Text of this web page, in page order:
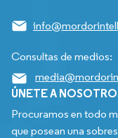
Consultas de medios:
ÚNETE A
Procuramos en todo
que posean una